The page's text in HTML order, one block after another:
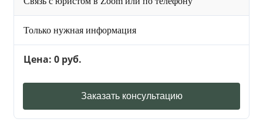
Только нужная информация
Цена: 0 руб.
Заказать консультацию